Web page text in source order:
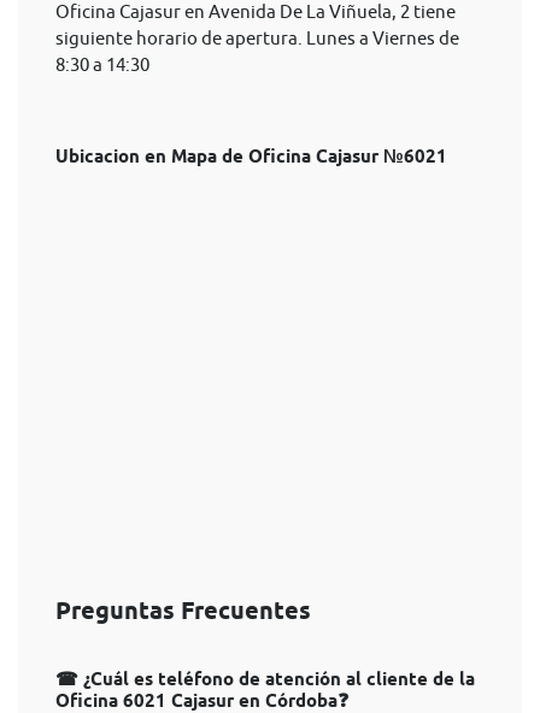
Oficina Cajasur en Avenida De La Viñuela, 2 tiene
siguiente horario de apertura. Lunes a Viernes de
8:30 a 14:30
Ubicacion en Mapa de Oficina Cajasur №6021
Preguntas Frecuentes
☎ ¿Cuál es teléfono de atención al cliente de la
Oficina 6021 Cajasur en Córdoba❓